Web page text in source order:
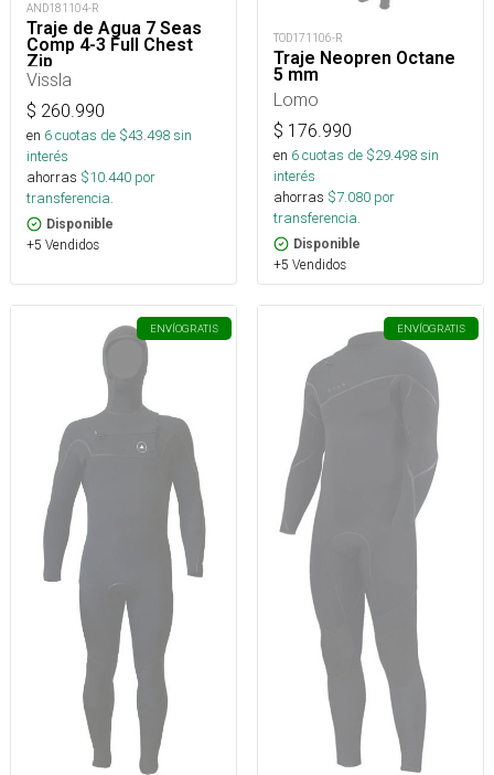
AND181104-R
Traje de Agua 7 Seas
Comp 4-3 Full Chest
Zip
Vissla
$ 260.990
en 6cuotas de $43.498sin
interés
ahorras $10.440 por
transferencia.
Disponible
+5 Vendidos
TOD171106-R
Traje Neopren Octane
5 mm
Lomo
$ 176.990
en 6cuotas de $29.498sin
interés
ahorras $7.080 por
transferencia.
Disponible
+5 Vendidos
ENVÍOGRATIS ENVÍOGRATIS